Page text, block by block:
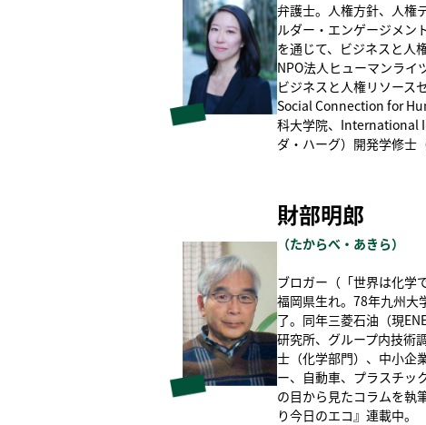
弁護士。人権方針、人権
ルダー・エンゲージメン
を通じて、ビジネスと人
NPO法人ヒューマンライ
ビジネスと人権リソース
Social Connection for
科大学院、International
ダ・ハーグ）開発学修士
財部明郎
（たからべ・あきら）
ブロガー（「世界は化学
福岡県生れ。78年九州大
了。同年三菱石油（現
研究所、グループ内技術
士（化学部門）、中小企
ー、自動車、プラスチッ
の目から見たコラムを執
り今日のエコ』連載中。